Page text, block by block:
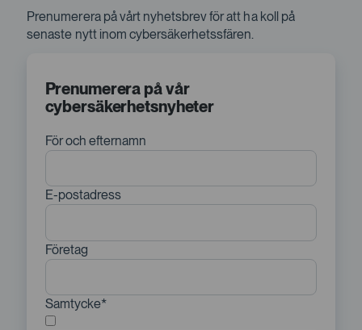
Prenumerera på vårt nyhetsbrev för att ha koll på
senaste nytt inom cybersäkerhetssfären.
Prenumerera på vår
cybersäkerhetsnyheter
För och efternamn
E-postadress
Företag
Samtycke